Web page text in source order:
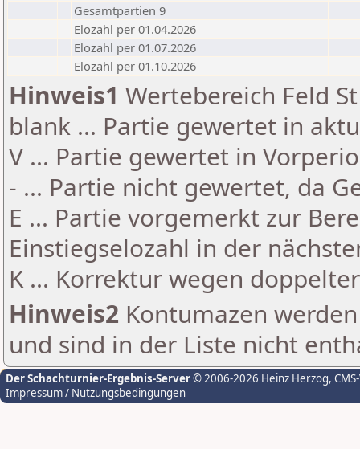
Gesamtpartien 9
Elozahl per 01.04.2026
Elozahl per 01.07.2026
Elozahl per 01.10.2026
Hinweis1 Wertebereich Feld
blank ... Partie gewertet in
V ... Partie gewertet in
- ... Partie nicht gewertet, da
E ... Partie vorgemerkt zur
Einstiegselozahl in der
K ... Korrektur wegen
Hinweis2 Kontumazen
und sind in der Liste nicht
Der Schachturnier-Ergebnis-Server© 2006-2026 Heinz Herzog,
Impressum / Nutzungsbedingungen